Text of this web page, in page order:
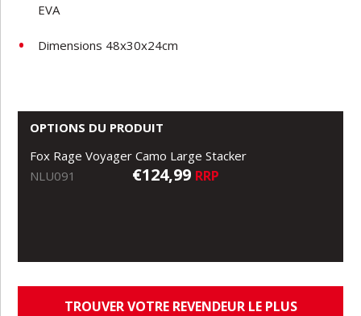
EVA
Dimensions 48x30x24cm
OPTIONS DU PRODUIT
Fox Rage Voyager Camo Large Stacker
NLU091
€124,99 RRP
TROUVER VOTRE REVENDEUR LE PLUS